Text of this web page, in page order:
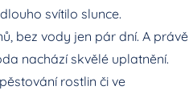
svítilo slunce.
bez vody jen pár dní. A právě
nachází skvělé uplatnění.
rostlin či ve